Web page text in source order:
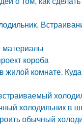
короба
жилой комнате.
холодильник в
обычный